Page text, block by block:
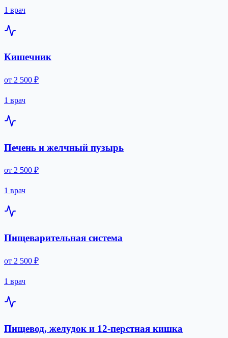
1 врач
Кишечник
от 2 500 ₽
1 врач
Печень и желчный пузырь
от 2 500 ₽
1 врач
Пищеварительная система
от 2 500 ₽
1 врач
Пищевод, желудок и 12-перстная кишка